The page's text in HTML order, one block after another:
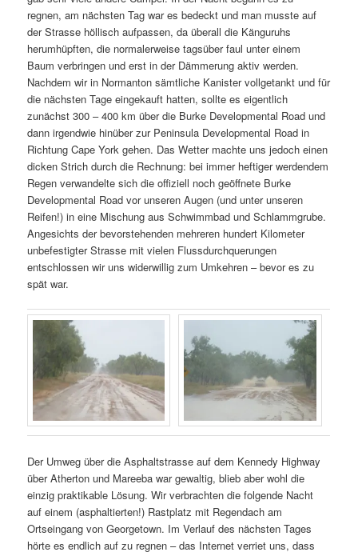
regnen, am nächsten Tag war es bedeckt und man musste auf
der Strasse höllisch aufpassen, da überall die Känguruhs
herumhüpften, die normalerweise tagsüber faul unter einem
Baum verbringen und erst in der Dämmerung aktiv werden.
Nachdem wir in Normanton sämtliche Kanister vollgetankt und für
die nächsten Tage eingekauft hatten, sollte es eigentlich
zunächst 300 – 400 km über die Burke Developmental Road und
dann irgendwie hinüber zur Peninsula Developmental Road in
Richtung Cape York gehen. Das Wetter machte uns jedoch einen
dicken Strich durch die Rechnung: bei immer heftiger werdendem
Regen verwandelte sich die offiziell noch geöffnete Burke
Developmental Road vor unseren Augen (und unter unseren
Reifen!) in eine Mischung aus Schwimmbad und Schlammgrube.
Angesichts der bevorstehenden mehreren hundert Kilometer
unbefestigter Strasse mit vielen Flussdurchquerungen
entschlossen wir uns widerwillig zum Umkehren – bevor es zu
spät war.
Der Umweg über die Asphaltstrasse auf dem Kennedy Highway
über Atherton und Mareeba war gewaltig, blieb aber wohl die
einzig praktikable Lösung. Wir verbrachten die folgende Nacht
auf einem (asphaltierten!) Rastplatz mit Regendach am
Ortseingang von Georgetown. Im Verlauf des nächsten Tages
hörte es endlich auf zu regnen – das Internet verriet uns, dass